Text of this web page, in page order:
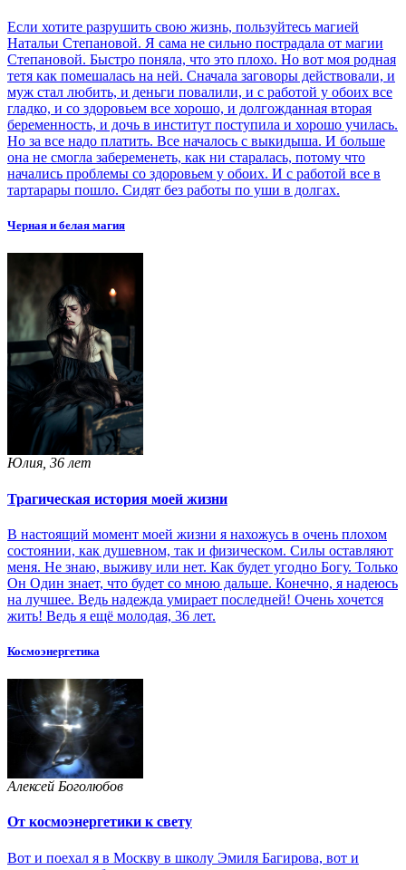
Если хотите разрушить свою жизнь, пользуйтесь магией
Натальи Степановой. Я сама не сильно пострадала от магии
Степановой. Быстро поняла, что это плохо. Но вот моя родная
тетя как помешалась на ней. Сначала заговоры действовали, и
муж стал любить, и деньги повалили, и с работой у обоих все
гладко, и со здоровьем все хорошо, и долгожданная вторая
беременность, и дочь в институт поступила и хорошо училась.
Но за все надо платить. Все началось с выкидыша. И больше
она не смогла забеременеть, как ни старалась, потому что
начались проблемы со здоровьем у обоих. И с работой все в
тартарары пошло. Сидят без работы по уши в долгах.
Черная и белая магия
Юлия, 36 лет
Трагическая история моей жизни
В настоящий момент моей жизни я нахожусь в очень плохом
состоянии, как душевном, так и физическом. Силы оставляют
меня. Не знаю, выживу или нет. Как будет угодно Богу. Только
Он Один знает, что будет со мною дальше. Конечно, я надеюсь
на лучшее. Ведь надежда умирает последней! Очень хочется
жить! Ведь я ещё молодая, 36 лет.
Космоэнергетика
Алексей Боголюбов
От космоэнергетики к свету
Вот и поехал я в Москву в школу Эмиля Багирова, вот и